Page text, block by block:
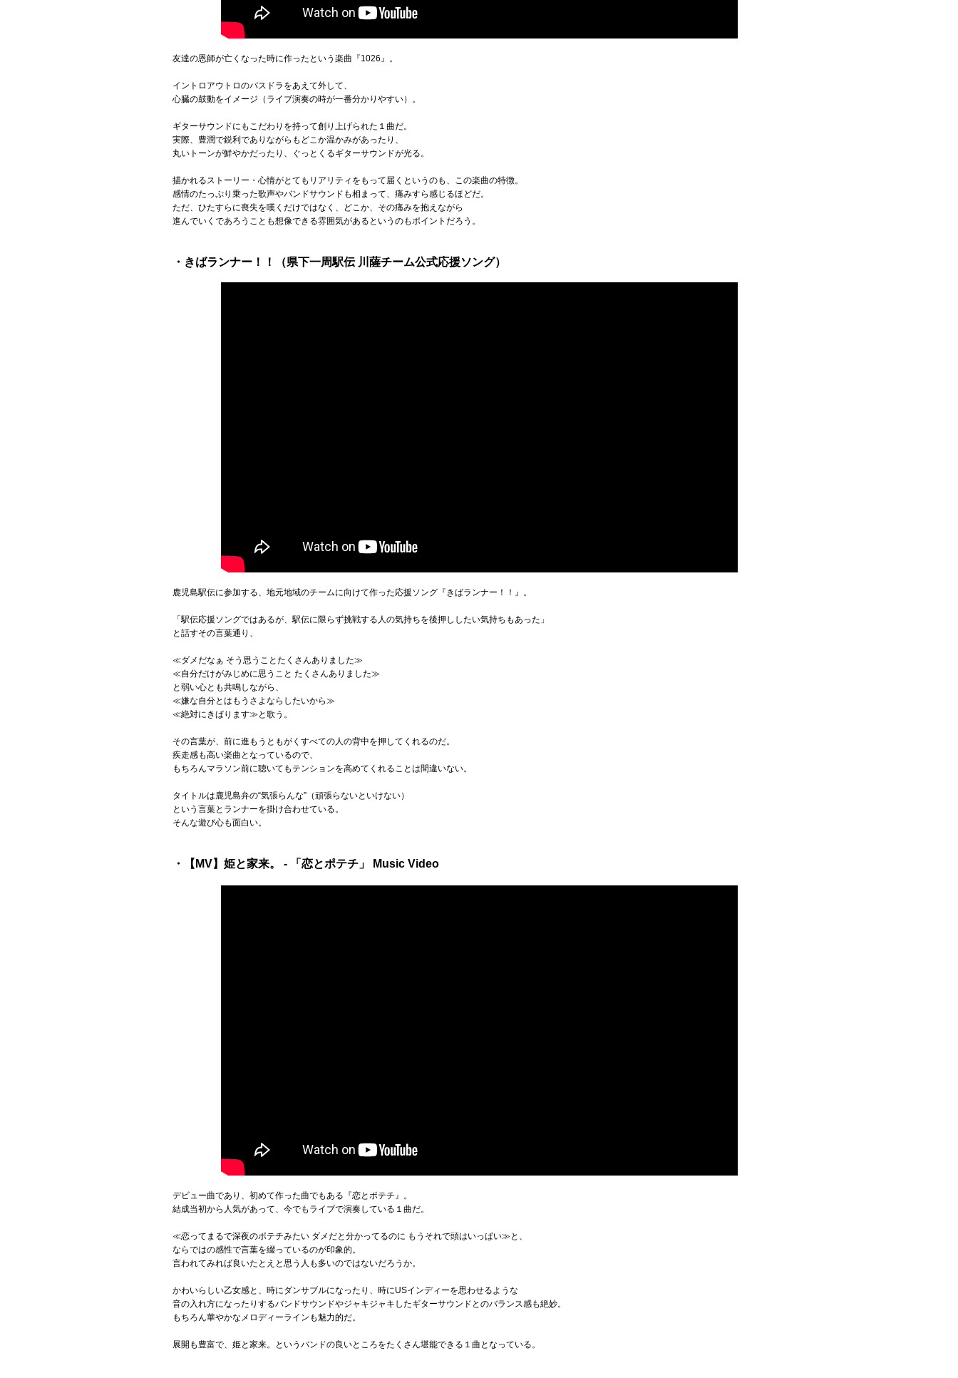
友達の恩師が亡くなった時に作ったという楽曲『1026』。
イントロアウトロのバスドラをあえて外して、
心臓の鼓動をイメージ（ライブ演奏の時が一番分かりやすい）。
ギターサウンドにもこだわりを持って創り上げられた１曲だ。
実際、豊潤で鋭利でありながらもどこか温かみがあったり、
丸いトーンが鮮やかだったり、ぐっとくるギターサウンドが光る。
描かれるストーリー・心情がとてもリアリティをもって届くというのも、この楽曲の特徴。
感情のたっぷり乗った歌声やバンドサウンドも相まって、痛みすら感じるほどだ。
ただ、ひたすらに喪失を嘆くだけではなく、どこか、その痛みを抱えながら
進んでいくであろうことも想像できる雰囲気があるというのもポイントだろう。
・きばランナー！！（県下一周駅伝 川薩チーム公式応援ソング）
鹿児島駅伝に参加する、地元地域のチームに向けて作った応援ソング『きばランナー！！』。
「駅伝応援ソングではあるが、駅伝に限らず挑戦する人の気持ちを後押ししたい気持ちもあった」
と話すその言葉通り、
≪ダメだなぁ そう思うことたくさんありました≫
≪自分だけがみじめに思うこと たくさんありました≫
と弱い心とも共鳴しながら、
≪嫌な自分とはもうさよならしたいから≫
≪絶対にきばります≫と歌う。
その言葉が、前に進もうともがくすべての人の背中を押してくれるのだ。
疾走感も高い楽曲となっているので、
もちろんマラソン前に聴いてもテンションを高めてくれることは間違いない。
タイトルは鹿児島弁の“気張らんな”（頑張らないといけない）
という言葉とランナーを掛け合わせている。
そんな遊び心も面白い。
・【MV】姫と家来。 - 「恋とポテチ」 Music Video
デビュー曲であり、初めて作った曲でもある『恋とポテチ』。
結成当初から人気があって、今でもライブで演奏している１曲だ。
≪恋ってまるで深夜のポテチみたい ダメだと分かってるのに もうそれで頭はいっぱい≫と、
ならではの感性で言葉を綴っているのが印象的。
言われてみれば良いたとえと思う人も多いのではないだろうか。
かわいらしい乙女感と、時にダンサブルになったり、時にUSインディーを思わせるような
音の入れ方になったりするバンドサウンドやジャキジャキしたギターサウンドとのバランス感も絶妙。
もちろん華やかなメロディーラインも魅力的だ。
展開も豊富で、姫と家来。というバンドの良いところをたくさん堪能できる１曲となっている。